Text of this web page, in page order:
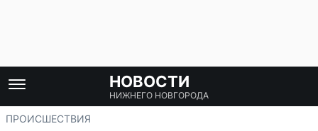
НОВОСТИ
НИЖНЕГО НОВГОРОДА
ПРОИСШЕСТВИЯ